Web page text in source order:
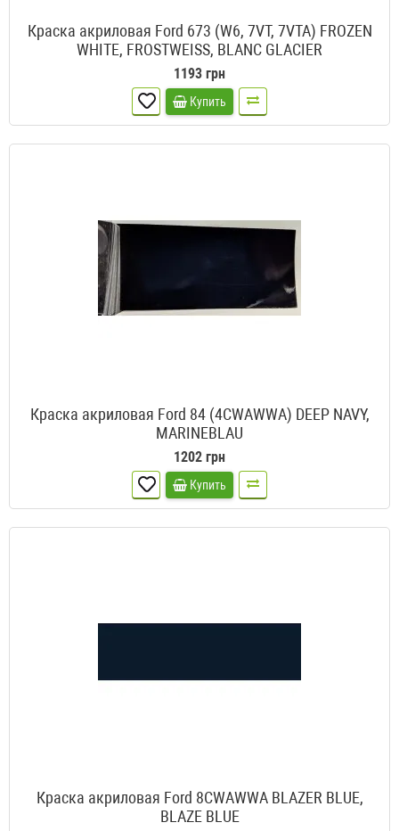
Краска акриловая Ford 673 (W6, 7VT, 7VTA) FROZEN
WHITE, FROSTWEISS, BLANC GLACIER
1193 грн
Купить
Краска акриловая Ford 84 (4CWAWWA) DEEP NAVY,
MARINEBLAU
1202 грн
Купить
Краска акриловая Ford 8CWAWWA BLAZER BLUE,
BLAZE BLUE